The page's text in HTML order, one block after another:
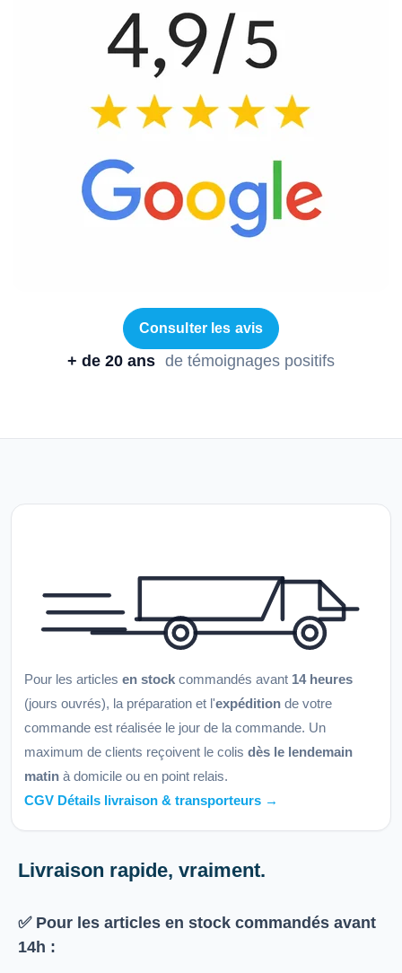
Consulter les avis
+ de 20 ans de témoignages positifs
Pour les articles en stock commandés avant 14 heures
(jours ouvrés), la préparation et l'expédition de votre
commande est réalisée le jour de la commande. Un
maximum de clients reçoivent le colis dès le lendemain
matin à domicile ou en point relais.
CGV Détails livraison & transporteurs →
Livraison rapide, vraiment.
✅ Pour les articles en stock commandés avant
14h :